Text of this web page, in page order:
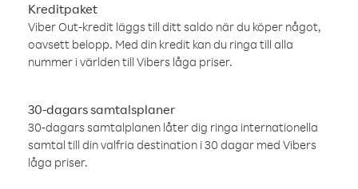
Kreditpaket
Viber Out-kredit läggs till ditt saldo när du köper något,
oavsett belopp. Med din kredit kan du ringa till alla
nummer i världen till Vibers låga priser.
30-dagars samtalsplaner
30-dagars samtalplanen låter dig ringa internationella
samtal till din valfria destination i 30 dagar med Vibers
låga priser.